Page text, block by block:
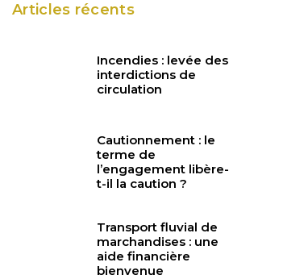
Articles récents
Incendies : levée des
interdictions de
circulation
Cautionnement : le
terme de
l’engagement libère-
t-il la caution ?
Transport fluvial de
marchandises : une
aide financière
bienvenue